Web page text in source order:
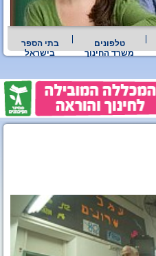
טלפונים
משרד החינוך
בתי הספר
בישראל